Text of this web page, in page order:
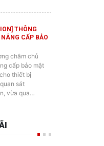
THÔNG
NÂNG CẤP BẢO
châm chủ
cấp bảo mật
thiết bị
sát
vừa qua…